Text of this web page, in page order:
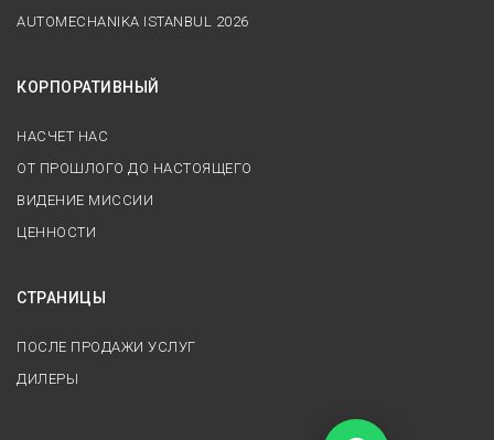
AUTOMECHANIKA ISTANBUL 2026
КОРПОРАТИВНЫЙ
НАСЧЕТ НАС
ОТ ПРОШЛОГО ДО НАСТОЯЩЕГО
ВИДЕНИЕ МИССИИ
ЦЕННОСТИ
СТРАНИЦЫ
ПОСЛЕ ПРОДАЖИ УСЛУГ
ДИЛЕРЫ